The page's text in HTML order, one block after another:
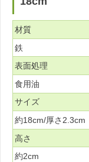
材質
鉄
表面処理
食用油
サイズ
約18cm/厚さ2.3cm
高さ
約2cm